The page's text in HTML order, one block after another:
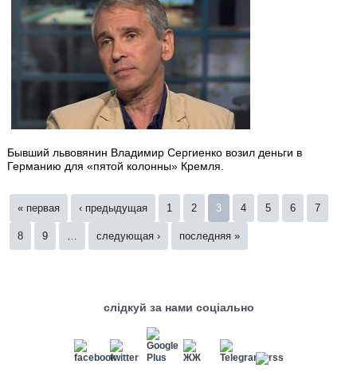
Бывший львовянин Владимир Сергиенко возил деньги в
Германию для «пятой колонны» Кремля.
Страницы
« первая ‹ предыдущая 1 2 3 4 5 6 7
8 9 … следующая › последняя »
слідкуй за нами соціально